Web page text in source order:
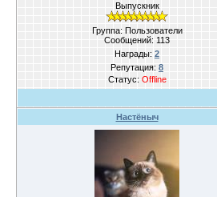
Выпускник
Группа: Пользователи
Сообщений: 113
Награды: 2
Репутация: 8
Статус: Offline
Настёныч